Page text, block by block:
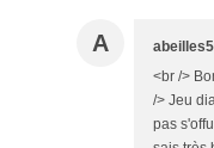
A
<br />
/> Jeu
pas